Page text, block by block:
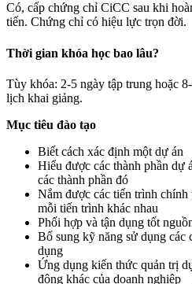
Có, cấp chứng chỉ CiCC sau khi
tiến. Chứng chỉ có hiệu lực trọn đời.
Thời gian khóa học bao lâu?
Tùy khóa: 2-5 ngày tập trung hoặc
lịch khai giảng.
Mục tiêu đào tạo
Biết cách xác định một dự án
Hiểu được các thành phần dự
các thành phần đó
Nắm được các tiến trình
mỗi tiến trình khác nhau
Phối hợp và tận dụng tốt
Bổ sung kỹ năng sử dụng các
dụng
Ứng dụng kiến thức quản trị
động khác của doanh nghiệp